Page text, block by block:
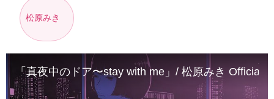
松原みき
「真夜中のドア〜stay with me」/ 松原みき Official